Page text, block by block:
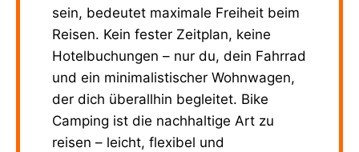
sein, bedeutet maximale Freiheit beim
Reisen. Kein fester Zeitplan, keine
Hotelbuchungen – nur du, dein Fahrrad
und ein minimalistischer Wohnwagen,
der dich überallhin begleitet. Bike
Camping ist die nachhaltige Art zu
reisen – leicht, flexibel und